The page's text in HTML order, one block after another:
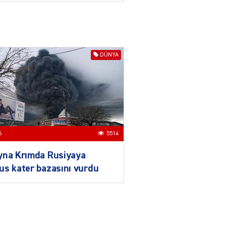
daha da möhkəmlənir
Prezident İlham Əliyevin
Qırğızıstana dövlət səfəri
münasibətlərdə yeni tarixi
mərhələ kimi dəyərləndirilir
03.08.2026
münasibətləri
bərabərhüquqlu
tərəfdaşlığa və yüksək
etimada söykənən
müttəfiqlik modelidir
DÜNYA
5514
Krımda Rusiyaya
kater bazasını vurdu